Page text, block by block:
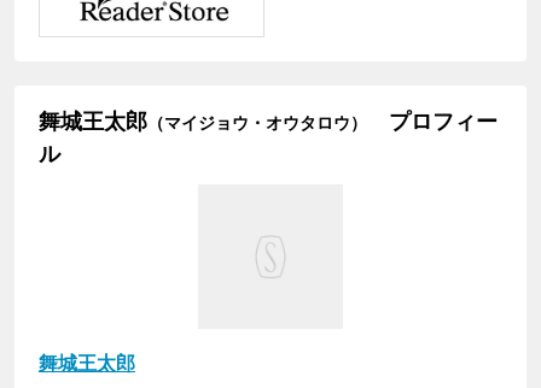
舞城王太郎 （マイジョウ・オウタロウ）
プロフィー
ル
舞城王太郎